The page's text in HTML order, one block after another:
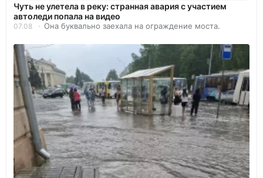
Чуть не улетела в реку: странная авария с участием
автоледи попала на видео
07.08 Она буквально заехала на ограждение моста.